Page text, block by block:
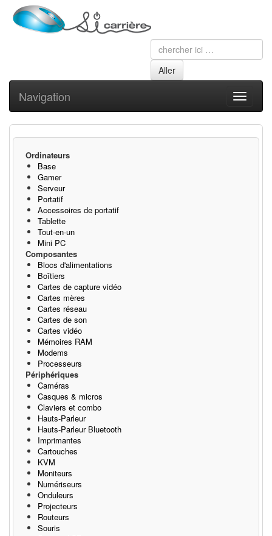
Toggle
Navigation
Ordinateurs
Base
Gamer
Serveur
Portatif
Accessoires de portatif
Tablette
Tout-en-un
Mini PC
Composantes
Blocs d'alimentations
Boîtiers
Cartes de capture vidéo
Cartes mères
Cartes réseau
Cartes de son
Cartes vidéo
Mémoires RAM
Modems
Processeurs
Périphériques
Caméras
Casques & micros
Claviers et combo
Hauts-Parleur
Hauts-Parleur Bluetooth
Imprimantes
Cartouches
KVM
Moniteurs
Numériseurs
Onduleurs
Projecteurs
Routeurs
Souris